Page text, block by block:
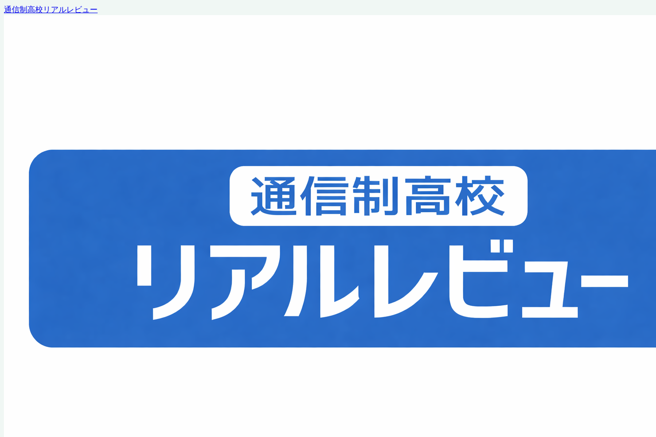
通信制高校リアルレビュー